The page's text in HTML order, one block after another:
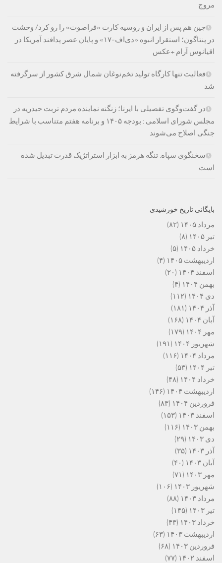
مروج
چین هم پس از ایران و روسیه کارت «فراصوت» را رو کرد/ وحشت
در پنتاگون؛ استقرار انبوه «دی‌اف‑۱۷» و پایان عصر پدافند آمریکا در
اقیانوس آرام +عکس
فعالیت تنها کارگاه تولید تخم‌نوغان شمال شرق کشور از سرگرفته
شد
در گفت‌وگوی تفصیلی با ایرنا؛ زنگنه نماینده مردم تربت حیدریه در
مجلس شورای اسلامی : بودجه ۱۴۰۵ و برنامه هفتم متناسب با شرایط
جنگی اصلاح می‌شوند
سخنگوی سپاه: تنگه هرمز به ابزار استراتژیک قدرت تبدیل شده
است
بایگانی تاریخ خورشیدی
مرداد ۱۴۰۵
(۸۲)
تیر ۱۴۰۵
(۸)
خرداد ۱۴۰۵
(۵)
اردیبهشت ۱۴۰۵
(۴)
اسفند ۱۴۰۴
(۲۰)
بهمن ۱۴۰۴
(۴)
دی ۱۴۰۴
(۱۱۲)
آذر ۱۴۰۴
(۱۸۱)
آبان ۱۴۰۴
(۱۶۸)
مهر ۱۴۰۴
(۱۷۹)
شهریور ۱۴۰۴
(۱۹۱)
مرداد ۱۴۰۴
(۱۱۶)
تیر ۱۴۰۴
(۵۳)
خرداد ۱۴۰۴
(۴۸)
اردیبهشت ۱۴۰۴
(۱۴۶)
فروردین ۱۴۰۴
(۸۳)
اسفند ۱۴۰۳
(۱۵۳)
بهمن ۱۴۰۳
(۱۱۶)
دی ۱۴۰۳
(۲۹)
آذر ۱۴۰۳
(۳۵)
آبان ۱۴۰۳
(۴۰)
مهر ۱۴۰۳
(۷۱)
شهریور ۱۴۰۳
(۱۰۶)
مرداد ۱۴۰۳
(۸۸)
تیر ۱۴۰۳
(۱۴۵)
خرداد ۱۴۰۳
(۴۳)
اردیبهشت ۱۴۰۳
(۶۳)
فروردین ۱۴۰۳
(۶۸)
اسفند ۱۴۰۲
(۷۷)